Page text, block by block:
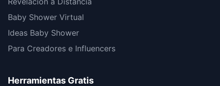
Baby Shower Virtual
Ideas Baby Shower
Para Creadores e Influencers
Herramientas Gratis